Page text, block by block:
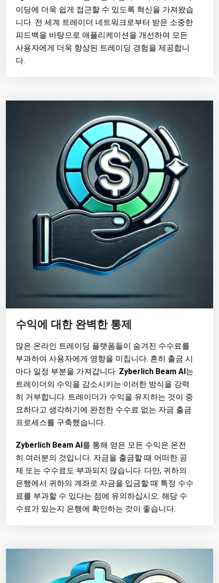
이딩에 더욱 쉽게 접근할 수 있도록 혁신을 가져왔습
니다. 전 세계 트레이더 네트워크로부터 받은 소중한
피드백을 바탕으로 애플리케이션을 개선하여 모든
사용자에게 더욱 향상된 트레이딩 경험을 제공합니
다.
수익에 대한 완벽한 통제
많은 온라인 트레이딩 플랫폼들이 숨겨진 수수료를
부과하여 사용자에게 영향을 미칩니다. 흔히 출금 시
마다 일정 부분을 가져갑니다. Zyberlich Beam AI는
트레이더의 수익을 감소시키는 이러한 방식을 강력
히 거부합니다. 트레이더가 수익을 유지하는 것이 중
요하다고 생각하기에 완전한 수수료 없는 자금 출금
프로세스를 구축했습니다.
Zyberlich Beam AI를 통해 얻은 모든 수익은 온전
히 여러분의 것입니다. 자금을 출금할 때 어떠한 공
제 또는 수수료도 부과되지 않습니다. 다만, 귀하의
은행에서 귀하의 계좌로 자금을 입금할 때 특정 수수
료를 부과할 수 있다는 점에 유의하십시오. 해당 수
수료가 있는지 은행에 확인하는 것이 좋습니다.